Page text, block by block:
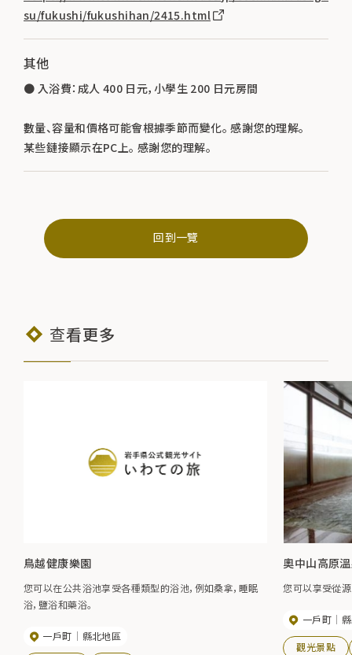
su/fukushi/fukushihan/2415.html
其他
● 入浴費：成人 400 日元，小學生 200 日元房間
數量、容量和價格可能會根據季節而變化。 感謝您的理解。
某些鏈接顯示在PC上。 感謝您的理解。
回到一覽
查看更多
鳥越健康樂園
您可以在公共浴池享受各種類型的浴池，例如桑拿，睡眠
浴，鹽浴和藥浴。
一戶町 縣北地區
奧中山高原
您可以享受從
一戶町
觀光景點